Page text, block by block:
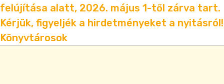
felújítása alatt, 2026. május 1-től zárva tart.
Kérjük, figyeljék a hirdetményeket a nyitásról!
Könyvtárosok